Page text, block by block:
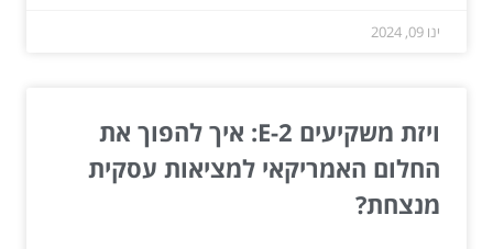
ינו 09, 2024
ויזת משקיעים E-2: איך להפוך את
החלום האמריקאי למציאות עסקית
מנצחת?